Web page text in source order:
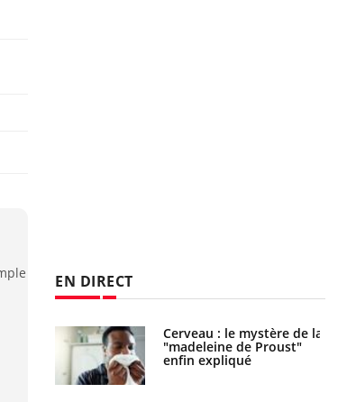
EN DIRECT
Cerveau : le mystère de la
"madeleine de Proust"
enfin expliqué
Le décalage des horaires
d'été : quel impact sur le
sommeil ?